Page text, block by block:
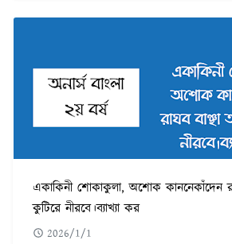
একাকিনী শোকাকুলা, অশোক কাননেকাঁদেন
কুটিরে নীরবে।ব্যাখ্যা কর
2026/1/1